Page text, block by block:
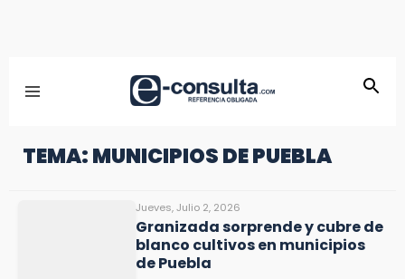
TEMA: MUNICIPIOS DE PUEBLA
Jueves, Julio 2, 2026
Granizada sorprende y cubre de
blanco cultivos en municipios
de Puebla